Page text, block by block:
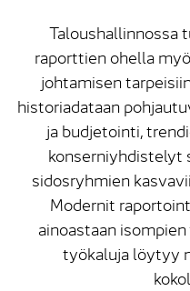
Taloushallinnossa
raporttien ohella
johtamisen
historiadataan
ja budjetointi,
konserniyhdistelyt
sidosryhmien
Modernit
ainoastaan
työkaluja löytyy